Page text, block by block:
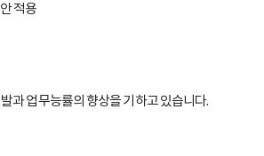
적용
과 업무능률의 향상을 기하고 있습니다.